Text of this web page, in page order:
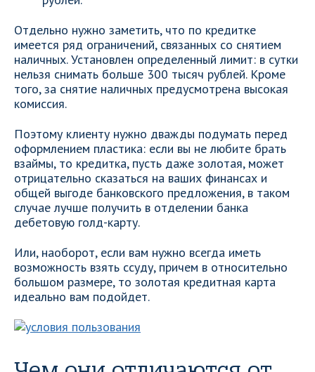
Отдельно нужно заметить, что по кредитке
имеется ряд ограничений, связанных со снятием
наличных. Установлен определенный лимит: в сутки
нельзя снимать больше 300 тысяч рублей. Кроме
того, за снятие наличных предусмотрена высокая
комиссия.
Поэтому клиенту нужно дважды подумать перед
оформлением пластика: если вы не любите брать
взаймы, то кредитка, пусть даже золотая, может
отрицательно сказаться на ваших финансах и
общей выгоде банковского предложения, в таком
случае лучше получить в отделении банка
дебетовую голд-карту.
Или, наоборот, если вам нужно всегда иметь
возможность взять ссуду, причем в относительно
большом размере, то золотая кредитная карта
идеально вам подойдет.